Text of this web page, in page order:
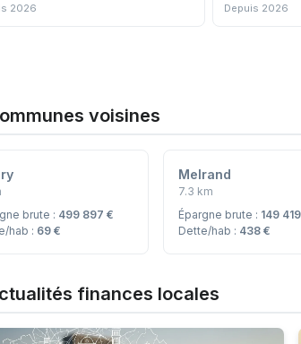
2026 Depuis 2026
voisines
brute : 499 897 €
hab : 69 €
Melrand
7.3 km
Épargne brute : 149
Dette/hab : 438 €
finances locales